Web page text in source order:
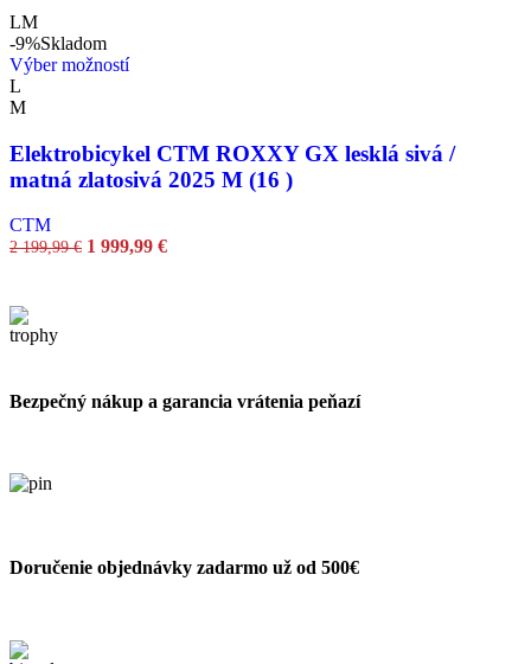
LM
-9%Skladom
Výber možností
L
M
Elektrobicykel CTM ROXXY GX lesklá sivá /
matná zlatosivá 2025 M (16 )
CTM
2 199,99€ 1 999,99 €
Doručenie objednávky zadarmo už od 500€
Bezpečný nákup a garancia vrátenia peňazí